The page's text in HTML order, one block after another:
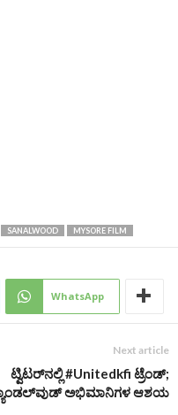
SANALWOOD MYSORE FILM
WhatsApp
Next article
ಟ್ವಿಟರ್‌ನಲ್ಲಿ #Unitedkfi ಟ್ರೆಂಡ್;
ಅಭಿಮಾನಿಗಳ ಆಶಯ